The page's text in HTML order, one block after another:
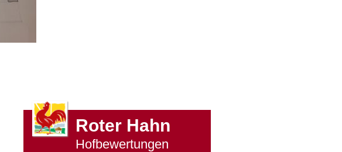
Roter Hahn
Hofbewertungen